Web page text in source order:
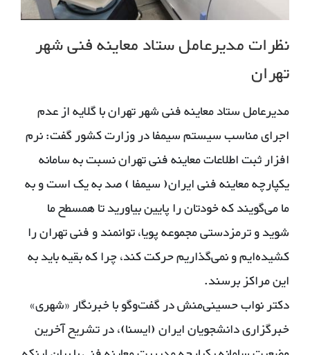
نظرات مدیرعامل ستاد معاینه فنی شهر
تهران
مدیرعامل ستاد معاینه فنی شهر تهران با گلایه از عدم
اجرای مناسب سیستم سیمفا در وزارت کشور گفت: نرم
افزار ثبت اطلاعات معاینه فنی تهران نسبت به سامانه
یکپارچه معاینه فنی ایران( سیمفا ) صد به یک است و به
ما می‌گویند که خودتان را پایین بیاورید تا همسطح ما
شوید و ترمزدستی مجموعه پویا، توانمند و فنی تهران را
کشیده‌ایم و نمی‌گذاریم حرکت کند، چرا که بقیه باید به
این مراکز برسند.
دکتر نواب حسینی‌منش در گفت‌وگو با خبرنگار «شهری»
خبرگزاری دانشجویان ایران (ایسنا)، در تشریح آخرین